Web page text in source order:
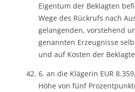
Eigentum der Beklagten
Wege des Rückrufs nach
gelangenden, vorstehend
genannten Erzeugnisse
und auf Kosten der
6. an die Klägerin EUR
Höhe von fünf